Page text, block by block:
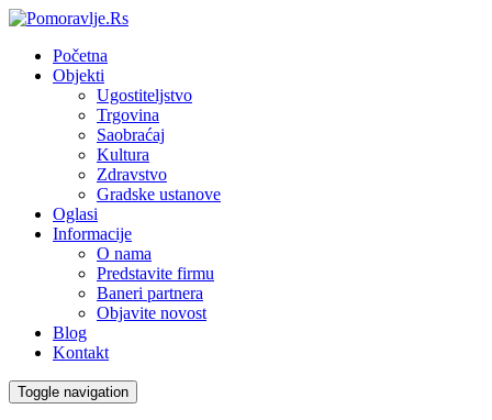
Početna
Objekti
Ugostiteljstvo
Trgovina
Saobraćaj
Kultura
Zdravstvo
Gradske ustanove
Oglasi
Informacije
O nama
Predstavite firmu
Baneri partnera
Objavite novost
Blog
Kontakt
Toggle navigation